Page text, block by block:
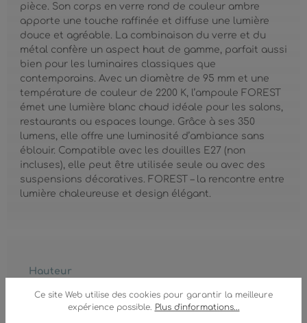
Ce site Web utilise des cookies pour garantir la meilleure
expérience possible. Plus d'informations...
pièce. Son corps en verre rond de couleur ambre
apporte une touche raffinée et diffuse une lumière
douce et agréable. La combinaison du verre et du
métal confère un aspect haut de gamme, parfait aussi
bien pour les luminaires classiques que
contemporains. Avec un diamètre de 95 mm et une
température de couleur de 2200 K, l’ampoule FOREST
émet une lumière blanc chaud idéale pour les salons,
restaurants ou espaces lounge. Grâce à ses 350
lumens, elle offre une luminosité d’ambiance sans
éblouir. Compatible avec les douilles E27 (non
incluses), elle peut être utilisée seule ou avec des
suspensions décoratives. FOREST – la rencontre entre
lumière chaleureuse et design élégant.
Hauteur
Angle de rayonnement